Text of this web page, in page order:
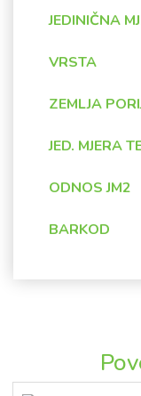
JEDINIČNA
VRSTA
ZEMLJA
JED. MJERA
ODNOS JM2
BARKOD